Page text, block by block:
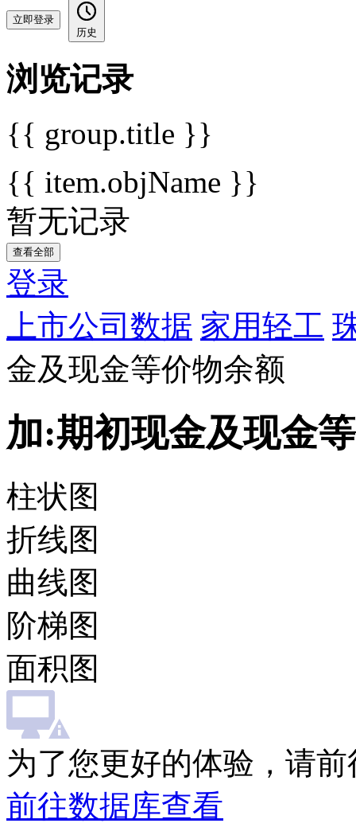
立即登录
历史
浏览记录
{{ group.title }}
{{ item.objName }}
暂无记录
查看全部
登录
上市公司数据 家用轻工
金及现金等价物余额
加:期初现金及现金
柱状图
折线图
曲线图
阶梯图
面积图
为了您更好的体验，请
前往数据库查看